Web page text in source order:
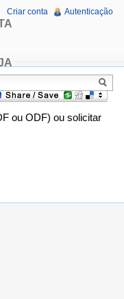
ou ODF) ou solicitar
Criar conta Autenticação